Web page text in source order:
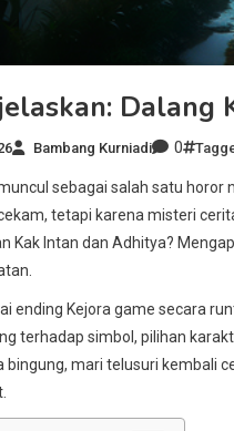
Dalang
Bambang Kurniadi 0
sebagai salah satu
tetapi karena misteri
Kak Intan dan Adhitya?
ending Kejora game secara
terhadap simbol, pilihan
bingung, mari telusuri kembali